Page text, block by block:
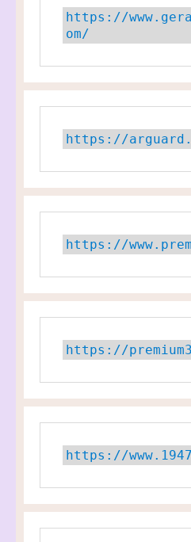
https://
om/
https://
https://
https://
https://